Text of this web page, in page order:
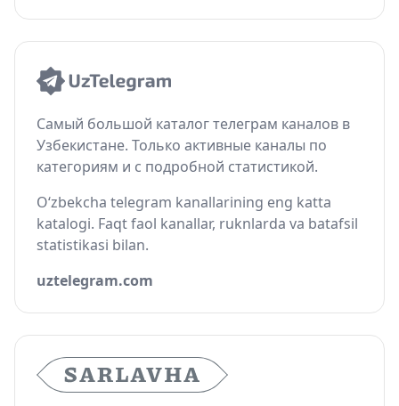
Самый большой каталог телеграм каналов в
Узбекистане. Только активные каналы по
категориям и с подробной статистикой.
O‘zbekcha telegram kanallarining eng katta
katalogi. Faqt faol kanallar, ruknlarda va batafsil
statistikasi bilan.
uztelegram.com